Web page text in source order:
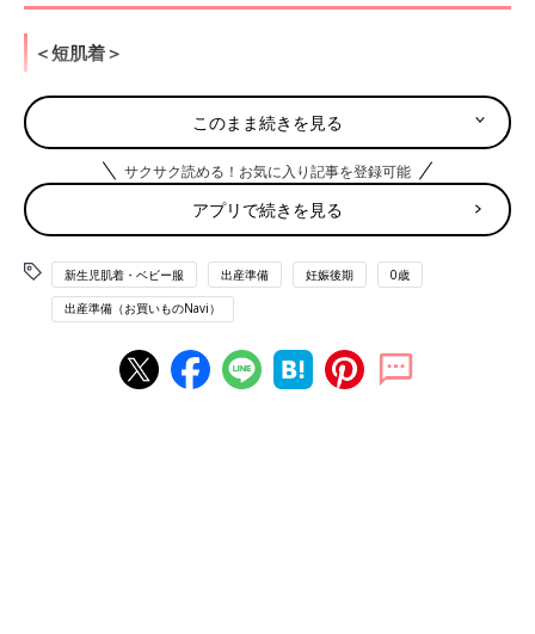
＜短肌着＞
目安：4～５枚
裾（すそ）が腰までの短めの肌着。
重ね着に便利。
洗濯物が乾きにくい秋冬は多めに用意しても◎。
＜コンビ肌着＞
このまま続きを見る
サクサク読める！お気に入り記事を登録可能
アプリで続きを見る
新生児肌着・ベビー服 出産準備 妊娠後期 0歳
出産準備（お買いものNavi）